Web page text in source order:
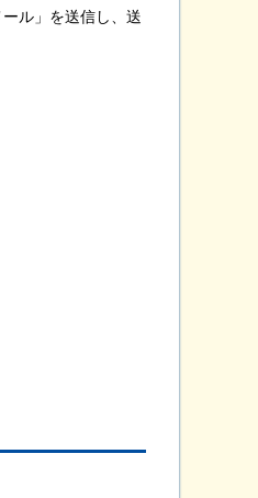
ル」を送信し、送